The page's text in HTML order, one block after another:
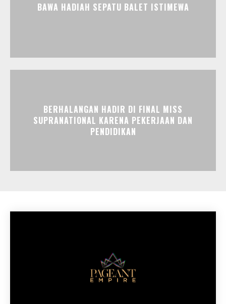
BAWA HADIAH SEPATU BALET ISTIMEWA
BERHALANGAN HADIR DI FINAL MISS
SUPRANATIONAL KARENA PEKERJAAN DAN
PENDIDIKAN